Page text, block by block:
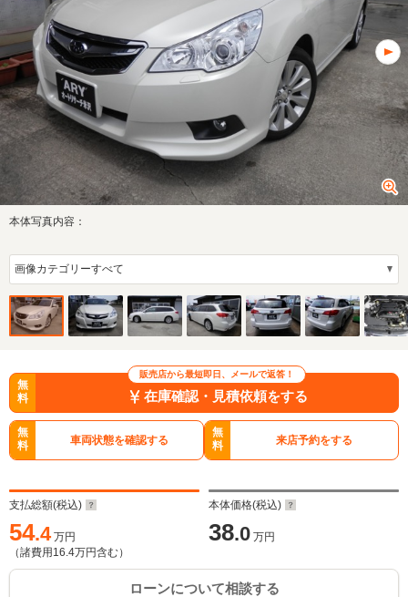
本体写真内容：
販売店から最短即日、メールで返答！
無
料
在庫確認・見積依頼をする
無
料
車両状態を確認する
無
料
来店予約をする
支払総額(税込)
54.4万円
（諸費用 16.4万円含む）
本体価格(税込)
38.0 万円
ローンについて相談する